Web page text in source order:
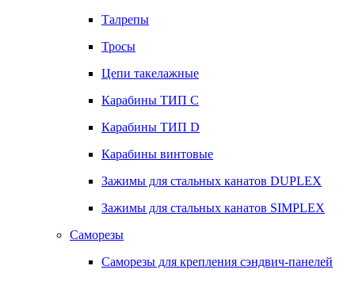
Талрепы
Тросы
Цепи такелажные
Карабины ТИП C
Карабины ТИП D
Карабины винтовые
Зажимы для стальных канатов DUPLEX
Зажимы для стальных канатов SIMPLEX
Саморезы
Саморезы для крепления сэндвич-панелей